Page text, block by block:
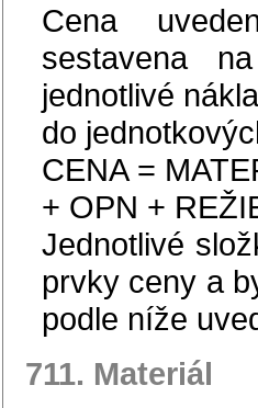
Cena
sestavena
jednotlivé
do
CENA =
+ OPN +
Jednotlivé
prvky ceny a
podle níže
711. Materiál